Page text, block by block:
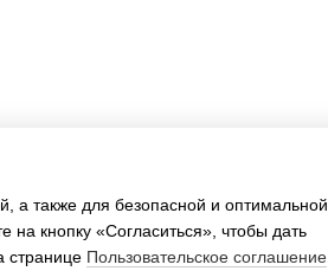
а также для безопасной и оптимальной
кнопку «Согласиться», чтобы дать
странице Пользовательское соглашение